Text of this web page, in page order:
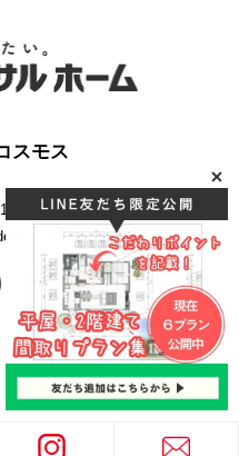
スモス
10-5
cosmos/
ニバーサルホーム. All